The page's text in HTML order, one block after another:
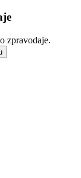
zpravodaje.